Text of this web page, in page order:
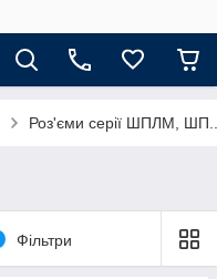
Роз'єми серії ШПЛМ,
Фільтри